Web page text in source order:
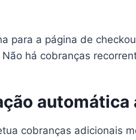
para a página de
há cobranças
cobranças adicionais